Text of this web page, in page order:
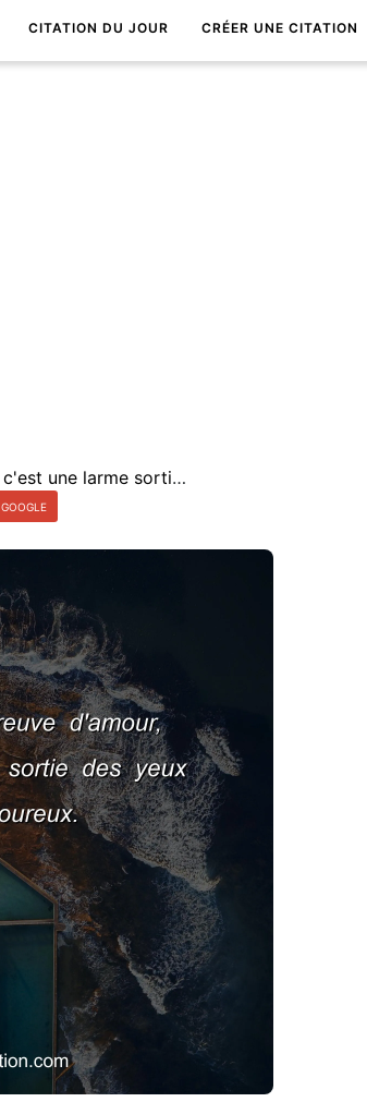
CITATION DU JOUR CRÉER UNE CITATION
La plus belle preuve d'amour, c'est une larme sortie des yeux d'un garÃ§on amoureux.
GOOGLE